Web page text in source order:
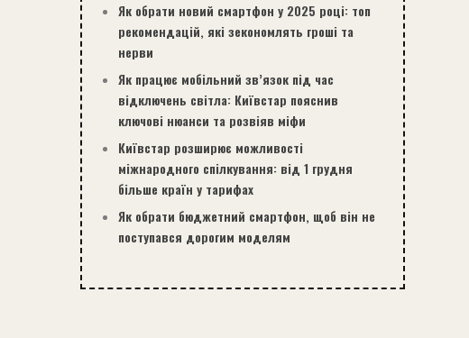
Як обрати новий смартфон у 2025 році: топ
рекомендацій, які зекономлять гроші та
нерви
Як працює мобільний зв’язок під час
відключень світла: Київстар пояснив
ключові нюанси та розвіяв міфи
Київстар розширює можливості
міжнародного спілкування: від 1 грудня
більше країн у тарифах
Як обрати бюджетний смартфон, щоб він не
поступався дорогим моделям